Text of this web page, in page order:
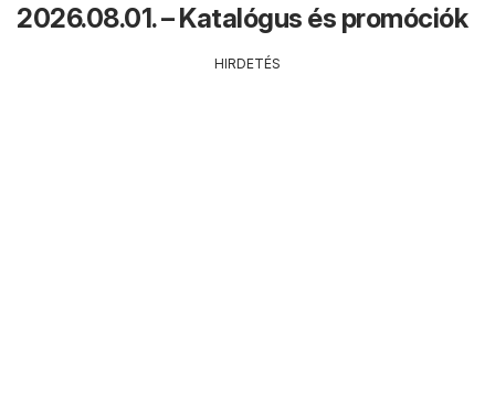
2026.08.01. – Katalógus és promóciók
HIRDETÉS